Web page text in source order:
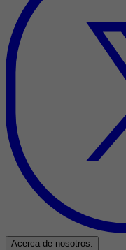
Acerca de nosotros: